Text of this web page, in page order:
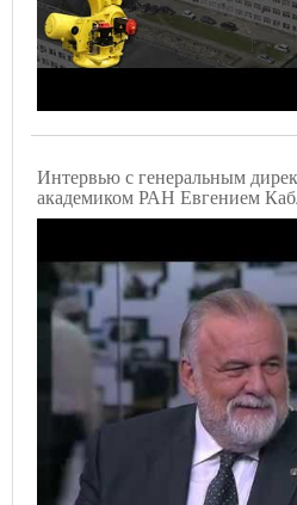
Интервью с генеральным
академиком РАН Евгением